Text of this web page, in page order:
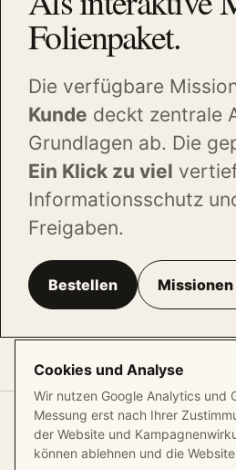
Folienpaket.
Die verfügbare
Kunde deckt zentrale
Grundlagen ab. Die
Ein Klick zu viel
Informationsschutz
Freigaben.
Bestellen Missionen
© 2026 Paragamix GmbH
Cookies und Analyse
Wir nutzen Google Analytics und
Messung erst nach Ihrer
der Website und
können ablehnen und die